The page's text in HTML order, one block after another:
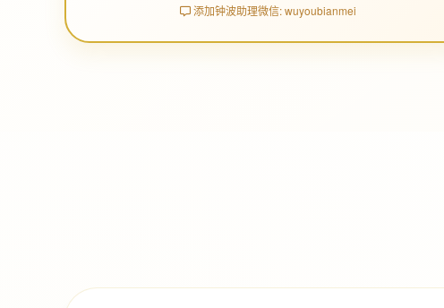
添加钟波助理微信: wuyoubianmei